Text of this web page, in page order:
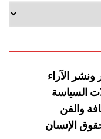
ونشر الآراء
السياسة
والفن
الإنسان